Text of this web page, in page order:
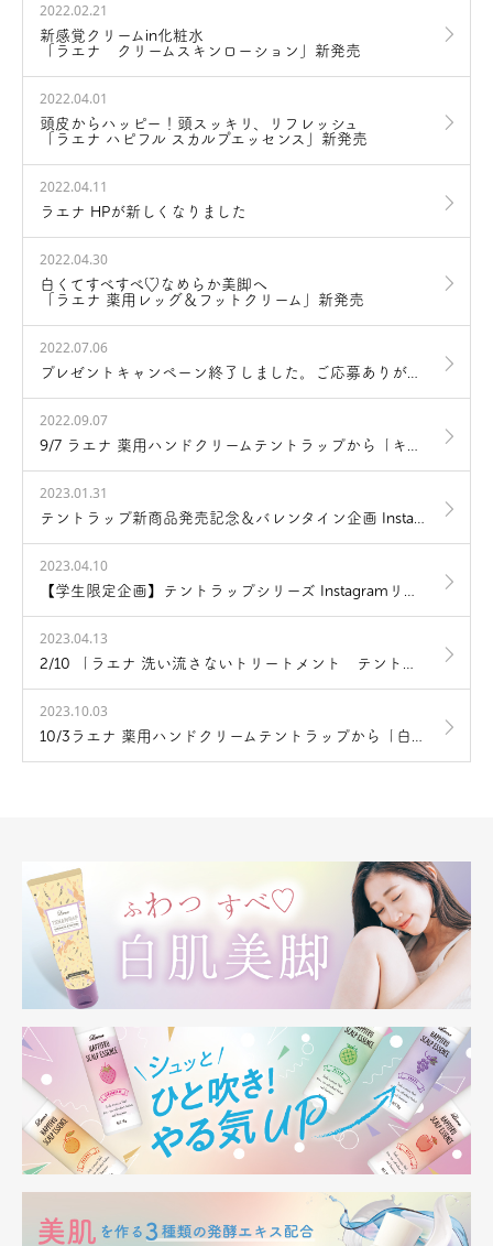
2022.02.21
新感覚クリームin化粧水
「ラエナ クリームスキンローション」新発売
2022.04.01
頭皮からハッピー！頭スッキリ、リフレッシュ
「ラエナ ハピフル スカルプエッセンス」新発売
2022.04.11
ラエナ HPが新しくなりました
2022.04.30
白くてすべすべ♡なめらか美脚へ
「ラエナ 薬用レッグ＆フットクリーム」新発売
2022.07.06
プレゼントキャンペーン終了しました。ご応募ありがとうございました
2022.09.07
9/7 ラエナ 薬用ハンドクリームテントラップから「キンモクセイの香り」新発売
2023.01.31
テントラップ新商品発売記念＆バレンタイン企画 Instagram コンテスト
2023.04.10
【学生限定企画】テントラップシリーズ Instagramリールコンテスト「#テントラリール」
2023.04.13
2/10 「ラエナ 洗い流さないトリートメント テントラップ」新発売
2023.10.03
10/3ラエナ 薬用ハンドクリームテントラップから「白ユリの香り」新発売